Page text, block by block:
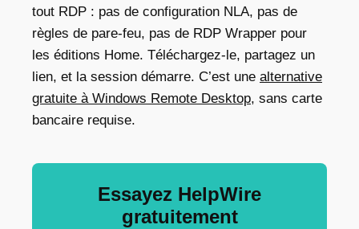
tout RDP : pas de configuration NLA, pas de
règles de pare-feu, pas de RDP Wrapper pour
les éditions Home. Téléchargez-le, partagez un
lien, et la session démarre. C’est une alternative
gratuite à Windows Remote Desktop, sans carte
bancaire requise.
Essayez HelpWire
gratuitement